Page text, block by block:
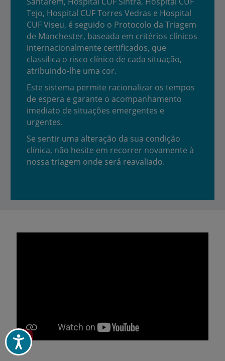
Acessibilidade
Tejo, Hospital CUF Torres Vedras e Hospital
CUF Viseu, é seguido o Protocolo da Triagem
de Manchester, baseada em critérios clínicos
internacionalmente certificados, que
classifica o risco clínico de cada situação,
atribuindo-lhe uma cor.
Este sistema permite racionalizar os tempos
de espera e garante o acompanhamento
imediato de situações emergentes e
urgentes.
Se sentir uma alteração da sua condição
clínica, não hesite em recorrer novamente à
nossa triagem onde será reavaliado.